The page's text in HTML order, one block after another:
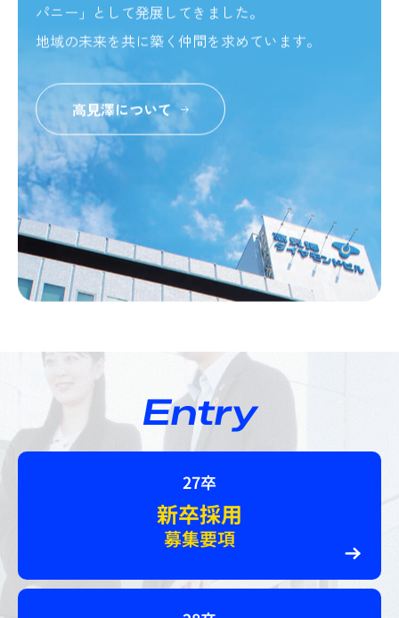
パニー」として発展してきました。
地域の未来を共に築く仲間を求めています。
高見澤について
Entry
27卒
新卒採用
募集要項